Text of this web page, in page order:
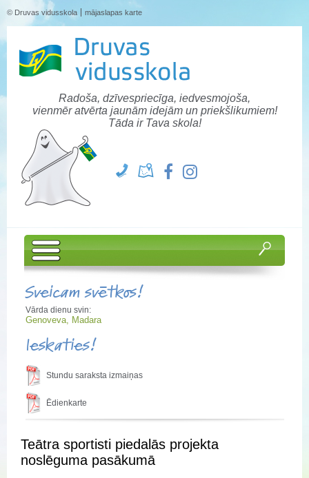
© Druvas vidusskola mājaslapas karte
Radoša, dzīvespriecīga, iedvesmojoša,
vienmēr atvērta jaunām idejām un priekšlikumiem!
Tāda ir Tava skola!
Sveicam svētkos!
Vārda dienu svin:
Genoveva, Madara
Ieskaties!
Stundu saraksta izmaiņas
Ēdienkarte
Teātra sportisti piedalās projekta
noslēguma pasākumā